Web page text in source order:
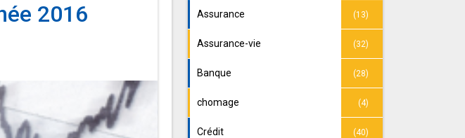
2016 Assurance (13)
Assurance-vie (32)
Banque (28)
chomage (4)
Crédit (40)